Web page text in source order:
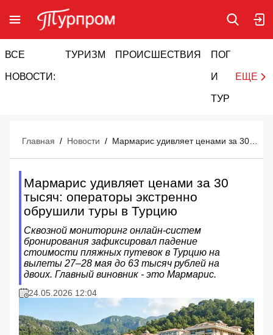
ВСЕ
НОВОСТИ:
ТУРИЗМ ПРОИСШЕСТВИЯ ПОГОДА
И
ТУРИЗМ
ЕЩЕ
Главная / Новости /
Мармарис удивляет ценами за 30
тысяч: операторы экстренно
обрушили туры в Турцию
Сквозной мониторинг онлайн-систем
бронирования зафиксировал падение
стоимости пляжных путевок в Турцию на
вылеты 27–28 мая до 63 тысяч рублей на
двоих. Главный виновник - это Мармарис.
24.05.2026 12:04